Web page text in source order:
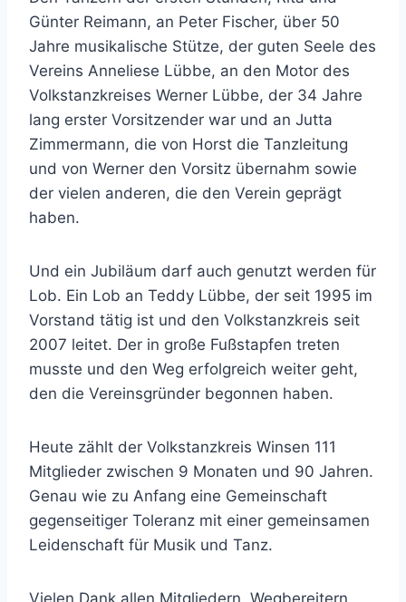
Günter Reimann, an Peter Fischer, über 50
Jahre musikalische Stütze, der guten Seele des
Vereins Anneliese Lübbe, an den Motor des
Volkstanzkreises Werner Lübbe, der 34 Jahre
lang erster Vorsitzender war und an Jutta
Zimmermann, die von Horst die Tanzleitung
und von Werner den Vorsitz übernahm sowie
der vielen anderen, die den Verein geprägt
haben.
Und ein Jubiläum darf auch genutzt werden für
Lob. Ein Lob an Teddy Lübbe, der seit 1995 im
Vorstand tätig ist und den Volkstanzkreis seit
2007 leitet. Der in große Fußstapfen treten
musste und den Weg erfolgreich weiter geht,
den die Vereinsgründer begonnen haben.
Heute zählt der Volkstanzkreis Winsen 111
Mitglieder zwischen 9 Monaten und 90 Jahren.
Genau wie zu Anfang eine Gemeinschaft
gegenseitiger Toleranz mit einer gemeinsamen
Leidenschaft für Musik und Tanz.
Vielen Dank allen Mitgliedern, Wegbereitern